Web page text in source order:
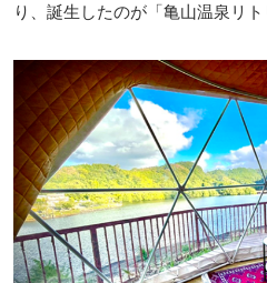
り、誕生したのが「亀山温泉リト